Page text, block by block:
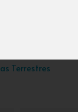
Terrestres